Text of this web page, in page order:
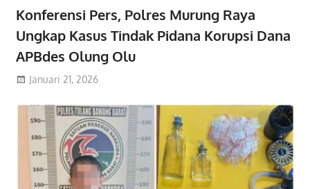
Konferensi Pers, Polres Murung Raya
Ungkap Kasus Tindak Pidana Korupsi Dana
APBdes Olung Olu
Januari 21, 2026